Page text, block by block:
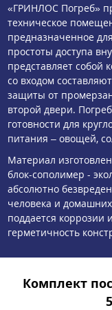
«ГРИНЛОС Погреб»
техническое
предназначенное
простоты доступа
представляет собой
со входом
защиты от
второй двери.
готовности для
питания – овощей,
Материал
блок-сополимер -
абсолютно
человека и
поддается коррозии
герметичность
Комплект